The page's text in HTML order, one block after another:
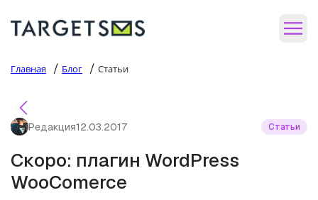
Главная / Блог / Статьи
Редакция12.03.2017 Статьи
Скоро: плагин WordPress
WooComerce